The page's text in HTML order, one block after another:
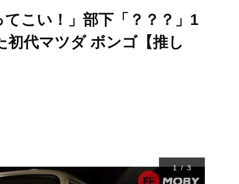
こい！」部下「？？？」1
代マツダ ボンゴ【推し
1/3